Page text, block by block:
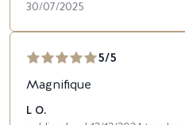
30/07/2025
5/5
Magnifique
L O.